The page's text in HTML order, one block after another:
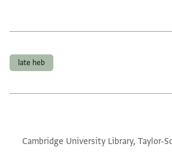
late heb
Cambridge University Library, Taylor-